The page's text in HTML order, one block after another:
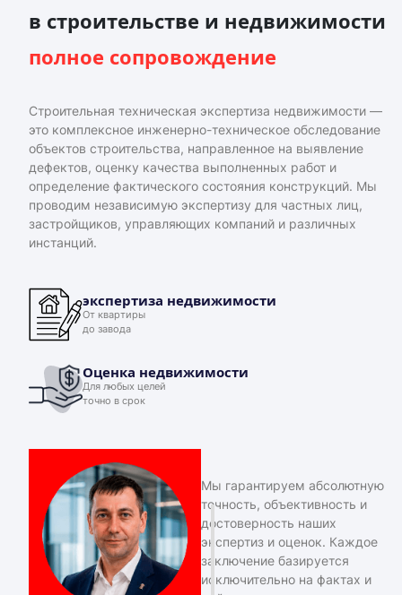
в строительстве и недвижимости
полное сопровождение
Строительная техническая экспертиза недвижимости —
это комплексное инженерно-техническое обследование
объектов строительства, направленное на выявление
дефектов, оценку качества выполненных работ и
определение фактического состояния конструкций. Мы
проводим независимую экспертизу для частных лиц,
застройщиков, управляющих компаний и различных
инстанций.
экспертиза недвижимости
От квартиры
до завода
Оценка недвижимости
Для любых целей
точно в срок
Мы гарантируем абсолютную
точность, объективность и
достоверность наших
экспертиз и оценок. Каждое
заключение базируется
исключительно на фактах и